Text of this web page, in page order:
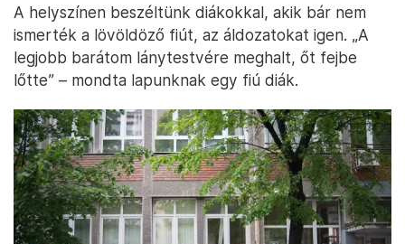
A helyszínen beszéltünk diákokkal, akik bár nem
ismerték a lövöldöző fiút, az áldozatokat igen. „A
legjobb barátom lánytestvére meghalt, őt fejbe
lőtte” – mondta lapunknak egy fiú diák.